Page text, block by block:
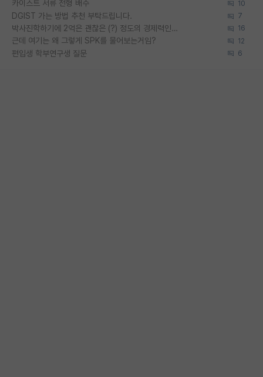
카이스트 서류 전형 배수 10
DGIST 가는 방법 추천 부탁드립니다. 7
박사진학하기에 2억은 괜찮은 (?) 정도의 경제력인가요 16
근데 여기는 왜 그렇게 SPK를 물어보는거임? 12
편입생 학부연구생 질문 6